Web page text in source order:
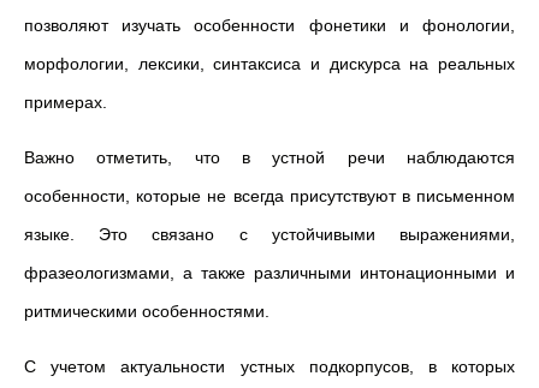
позволяют изучать особенности фонетики и фонологии,
морфологии, лексики, синтаксиса и дискурса на реальных
примерах.
Важно отметить, что в устной речи наблюдаются
особенности, которые не всегда присутствуют в письменном
языке. Это связано с устойчивыми выражениями,
фразеологизмами, а также различными интонационными и
ритмическими особенностями.
С учетом актуальности устных подкорпусов, в которых